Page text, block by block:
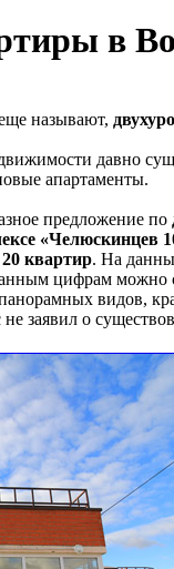
в
называют,
давно
апартаменты.
предложение по
«Челюскинцев
20 квартир. На
цифрам можно
видов,
заявил о